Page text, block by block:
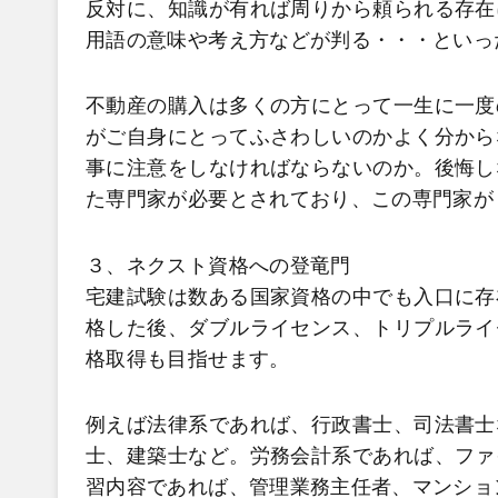
反対に、知識が有れば周りから頼られる存
用語の意味や考え方などが判る・・・とい
不動産の購入は多くの方にとって一生に一
がご自身にとってふさわしいのかよく分か
事に注意をしなければならないのか。後悔
た専門家が必要とされており、この専門家
３、ネクスト資格への登竜門
宅建試験は数ある国家資格の中でも入口に
格した後、ダブルライセンス、トリプルラ
格取得も目指せます。
例えば法律系であれば、行政書士、司法書
士、建築士など。労務会計系であれば、フ
習内容であれば、管理業務主任者、マンシ